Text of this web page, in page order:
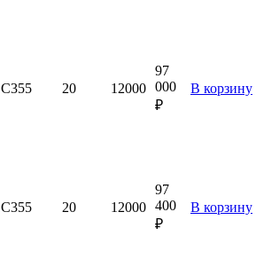
С355 20 12000
97
000
₽
В корзину
С355 20 12000
97
400
₽
В корзину